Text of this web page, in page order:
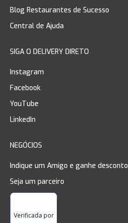
Blog Restaurantes de Sucesso
Central de Ajuda
SIGA O DELIVERY DIRETO
Instagram
Facebook
YouTube
LinkedIn
NEGÓCIOS
Indique um Amigo e ganhe desconto
Seja um parceiro
Verificada por